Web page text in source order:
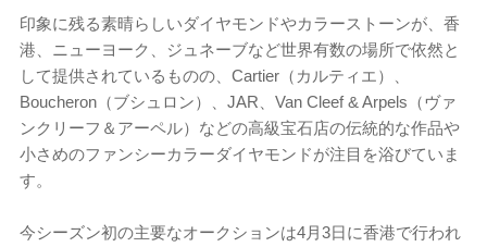
印象に残る素晴らしいダイヤモンドやカラーストーンが、香
港、ニューヨーク、ジュネーブなど世界有数の場所で依然と
して提供されているものの、Cartier（カルティエ）、
Boucheron（ブシュロン）、JAR、Van Cleef & Arpels（ヴァ
ンクリーフ＆アーペル）などの高級宝石店の伝統的な作品や
小さめのファンシーカラーダイヤモンドが注目を浴びていま
す。
今シーズン初の主要なオークションは4月3日に香港で行われ